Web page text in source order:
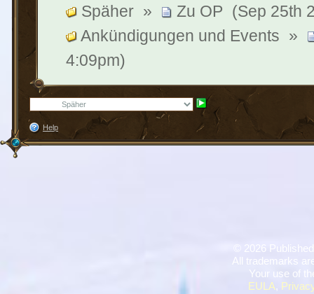
Späher » Zu OP (Sep 25th
Ankündigungen und Events »
4:09pm)
Help
2026
All trademarks
Your use of
EULA,